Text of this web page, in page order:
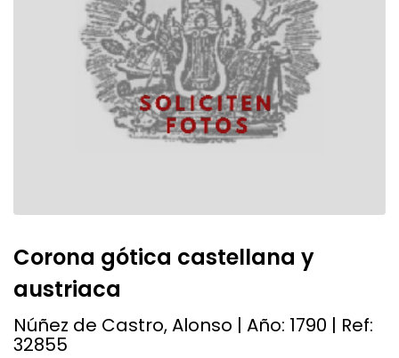
Corona gótica castellana y
austriaca
Núñez de Castro, Alonso | Año: 1790 | Ref:
32855